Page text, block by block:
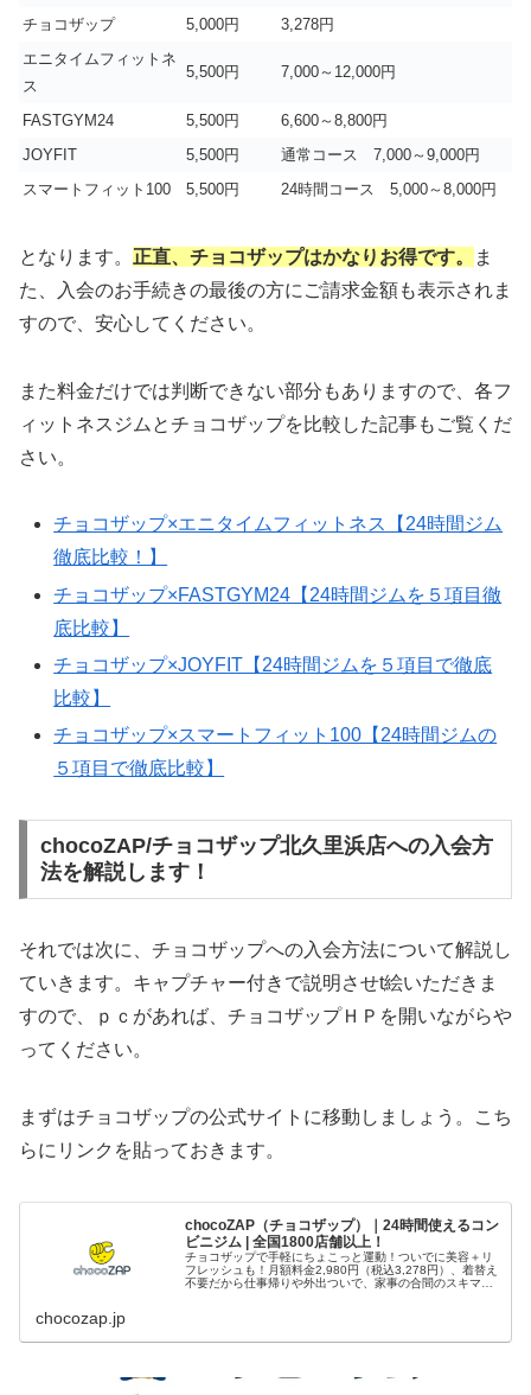
チョコザップ
5,000円
3,278円
エニタイムフィットネ
ス
5,500円 7,000～12,000円
FASTGYM24 5,500円
6,600～8,800円
JOYFIT
5,500円
通常コース 7,000～9,000円
スマートフィット100
5,500円 24時間コース 5,000～8,000円
となります。 正直、チョコザップはかなりお得です。
ま
た、入会のお手続きの最後の方にご請求金額も表示されま
すので、安心してください。
また料金だけでは判断できない部分もありますので、各フ
ィットネスジムとチョコザップを比較した記事もご覧くだ
さい。
チョコザップ×エニタイムフィットネス【24時間ジム
徹底比較！】
チョコザップ×FASTGYM24【24時間ジムを５項目徹
底比較】
チョコザップ×JOYFIT【24時間ジムを５項目で徹底
比較】
チョコザップ×スマートフィット100【24時間ジムの
５項目で徹底比較】
chocoZAP/チョコザップ北久里浜店への入会方
法を解説します！
それでは次に、チョコザップへの入会方法について解説し
ていきます。キャプチャー付きで説明させt絵いただきま
すので、ｐｃがあれば、チョコザップＨＰを開いながらや
ってください。
まずはチョコザップの公式サイトに移動しましょう。こち
らにリンクを貼っておきます。
chocoZAP（チョコザップ）｜24時間使えるコン
ビニジム | 全国1800店舗以上！
チョコザップで手軽にちょこっと運動！ついでに美容＋リ
フレッシュも！月額料金2,980円（税込3,278円）、着替え
不要だから仕事帰りや外出ついで、家事の合間のスキマ時
chocozap.jp